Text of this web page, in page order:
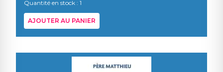
Quantité en stock : 1
AJOUTER AU PANIER